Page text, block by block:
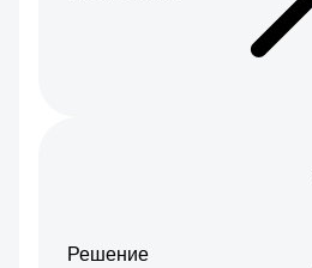
Решение